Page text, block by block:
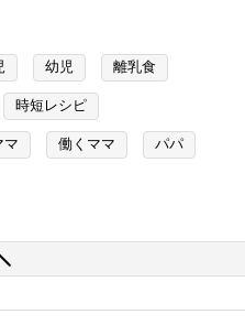
幼児 離乳食
時短レシピ
マ 働くママ パパ